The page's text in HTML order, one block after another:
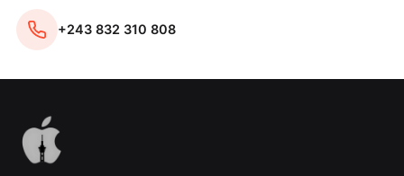
+243 832 310 808